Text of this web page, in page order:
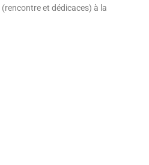
(rencontre et dédicaces) à la